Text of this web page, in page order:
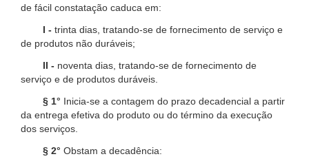
de fácil constatação caduca em:
I - trinta dias, tratando-se de fornecimento de serviço e
de produtos não duráveis;
II - noventa dias, tratando-se de fornecimento de
serviço e de produtos duráveis.
§ 1° Inicia-se a contagem do prazo decadencial a partir
da entrega efetiva do produto ou do término da execução
dos serviços.
§ 2° Obstam a decadência: